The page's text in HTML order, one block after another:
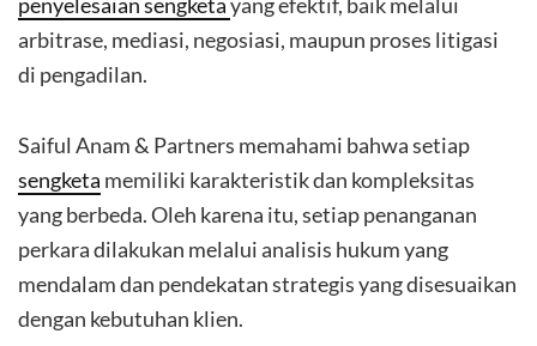
arbitrase, mediasi, negosiasi, maupun proses litigasi
di pengadilan.
Saiful Anam & Partners memahami bahwa setiap
sengketa memiliki karakteristik dan kompleksitas
yang berbeda. Oleh karena itu, setiap penanganan
perkara dilakukan melalui analisis hukum yang
mendalam dan pendekatan strategis yang disesuaikan
dengan kebutuhan klien.